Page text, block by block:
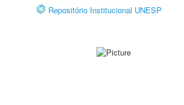
Repositório Institucional UNESP